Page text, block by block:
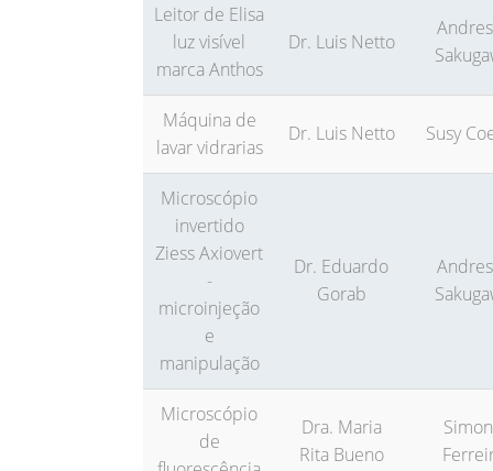
Leitor de Elisa
luz visível
marca Anthos
Dr. Luis Netto
Máquina de
lavar vidrarias
Dr. Luis Netto Susy
Microscópio
invertido
Ziess Axiovert
-
microinjeção
e
manipulação
Dr. Eduardo
Gorab
Microscópio
de
Dra. Maria
Rita Bueno